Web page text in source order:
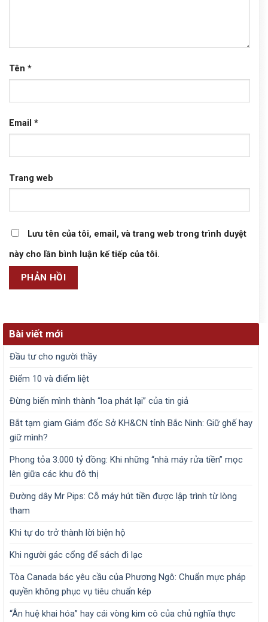
Tên *
Email *
Trang web
Lưu tên của tôi, email, và trang web trong trình duyệt
này cho lần bình luận kế tiếp của tôi.
Bài viết mới
Đầu tư cho người thầy
Điểm 10 và điểm liệt
Đừng biến mình thành “loa phát lại” của tin giả
Bắt tạm giam Giám đốc Sở KH&CN tỉnh Bắc Ninh: Giữ ghế hay
giữ mình?
Phong tỏa 3.000 tỷ đồng: Khi những “nhà máy rửa tiền” mọc
lên giữa các khu đô thị
Đường dây Mr Pips: Cỗ máy hút tiền được lập trình từ lòng
tham
Khi tự do trở thành lời biện hộ
Khi người gác cổng để sách đi lạc
Tòa Canada bác yêu cầu của Phương Ngô: Chuẩn mực pháp
quyền không phục vụ tiêu chuẩn kép
“Ân huệ khai hóa” hay cái vòng kim cô của chủ nghĩa thực